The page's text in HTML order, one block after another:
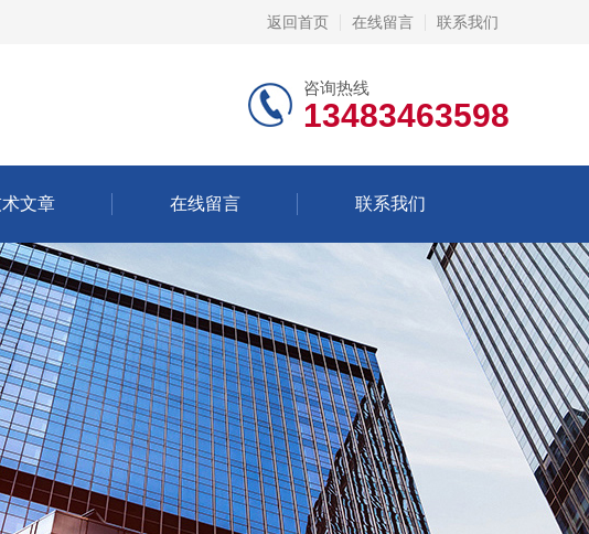
返回首页 在线留言 联系我们
咨询热线
13483463598
文章 在线留言 联系我们